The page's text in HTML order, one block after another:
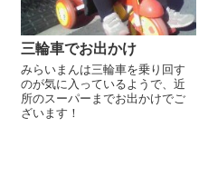
三輪車でお出かけ
みらいまんは三輪車を乗り回す
のが気に入っているようで、近
所のスーパーまでお出かけでご
ざいます！